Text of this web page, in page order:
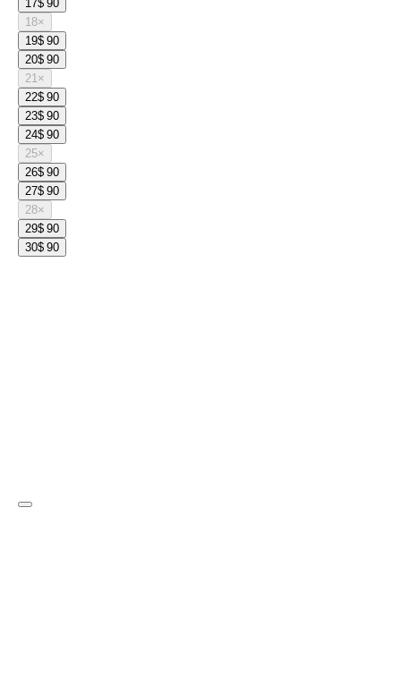
17$ 90
18×
19$ 90
20$ 90
21×
22$ 90
23$ 90
24$ 90
25×
26$ 90
27$ 90
28×
29$ 90
30$ 90